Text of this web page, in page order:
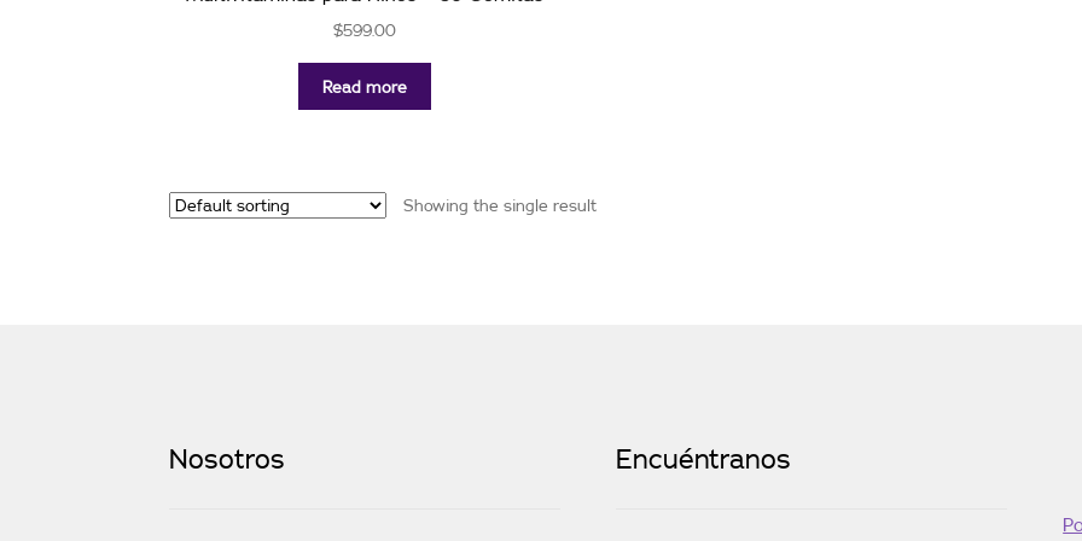
$599.00
Read more
Showing the single result
Nosotros Encuéntranos